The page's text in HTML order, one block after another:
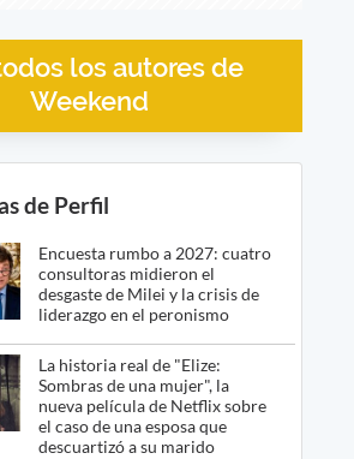
los autores de
Weekend
de Perfil
Encuesta rumbo a 2027: cuatro
consultoras midieron el
desgaste de Milei y la crisis de
liderazgo en el peronismo
La historia real de "Elize:
Sombras de una mujer", la
nueva película de Netflix sobre
el caso de una esposa que
descuartizó a su marido